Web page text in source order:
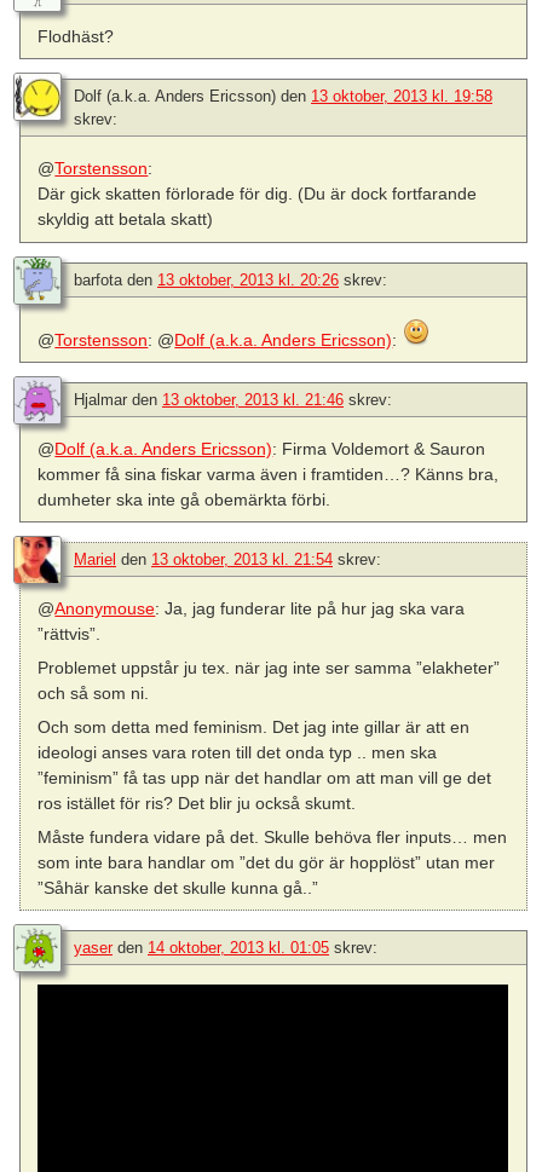
Flodhäst?
Dolf (a.k.a. Anders Ericsson) den 13 oktober, 2013 kl. 19:58
skrev:
@Torstensson:
Där gick skatten förlorade för dig. (Du är dock fortfarande
skyldig att betala skatt)
barfota den 13 oktober, 2013 kl. 20:26 skrev:
@Torstensson: @Dolf (a.k.a. Anders Ericsson):
Hjalmar den 13 oktober, 2013 kl. 21:46 skrev:
@Dolf (a.k.a. Anders Ericsson): Firma Voldemort & Sauron
kommer få sina fiskar varma även i framtiden…? Känns bra,
dumheter ska inte gå obemärkta förbi.
Mariel den 13 oktober, 2013 kl. 21:54 skrev:
@Anonymouse: Ja, jag funderar lite på hur jag ska vara
”rättvis”.
Problemet uppstår ju tex. när jag inte ser samma ”elakheter”
och så som ni.
Och som detta med feminism. Det jag inte gillar är att en
ideologi anses vara roten till det onda typ .. men ska
”feminism” få tas upp när det handlar om att man vill ge det
ros istället för ris? Det blir ju också skumt.
Måste fundera vidare på det. Skulle behöva fler inputs… men
som inte bara handlar om ”det du gör är hopplöst” utan mer
”Såhär kanske det skulle kunna gå..”
yaser den 14 oktober, 2013 kl. 01:05 skrev: